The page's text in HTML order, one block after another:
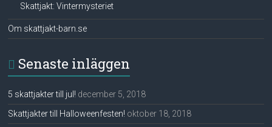
Skattjakt: Vintermysteriet
Om skattjakt-barn.se
Senaste inläggen
5 skattjakter till jul! december 5, 2018
Skattjakter till Halloweenfesten! oktober 18, 2018